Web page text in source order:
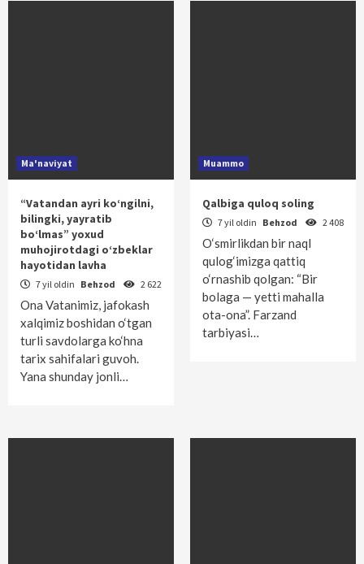
Ma'naviyat
“Vatandan ayri ko‘ngilni,
bilingki, yayratib
bo‘lmas” yoxud
muhojirotdagi o‘zbeklar
hayotidan lavha
7 yil oldin Behzod 2 622
Ona Vatanimiz, jafokash
xalqimiz boshidan o‘tgan
turli savdolarga ko‘hna
tarix sahifalari guvoh.
Yana shunday jonli…
Muammo
Qalbiga quloq soling
7 yil oldin Behzod 2 408
O‘smirlikdan bir naql
qulog‘imizga qattiq
o‘rnashib qolgan: “Bir
bolaga — yetti mahalla
ota-ona”. Farzand
tarbiyasi…